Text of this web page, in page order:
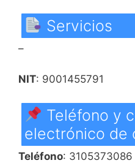
Servicios
–
NIT: 9001455791
Teléfono y
electrónico de
Teléfono: 3105373086